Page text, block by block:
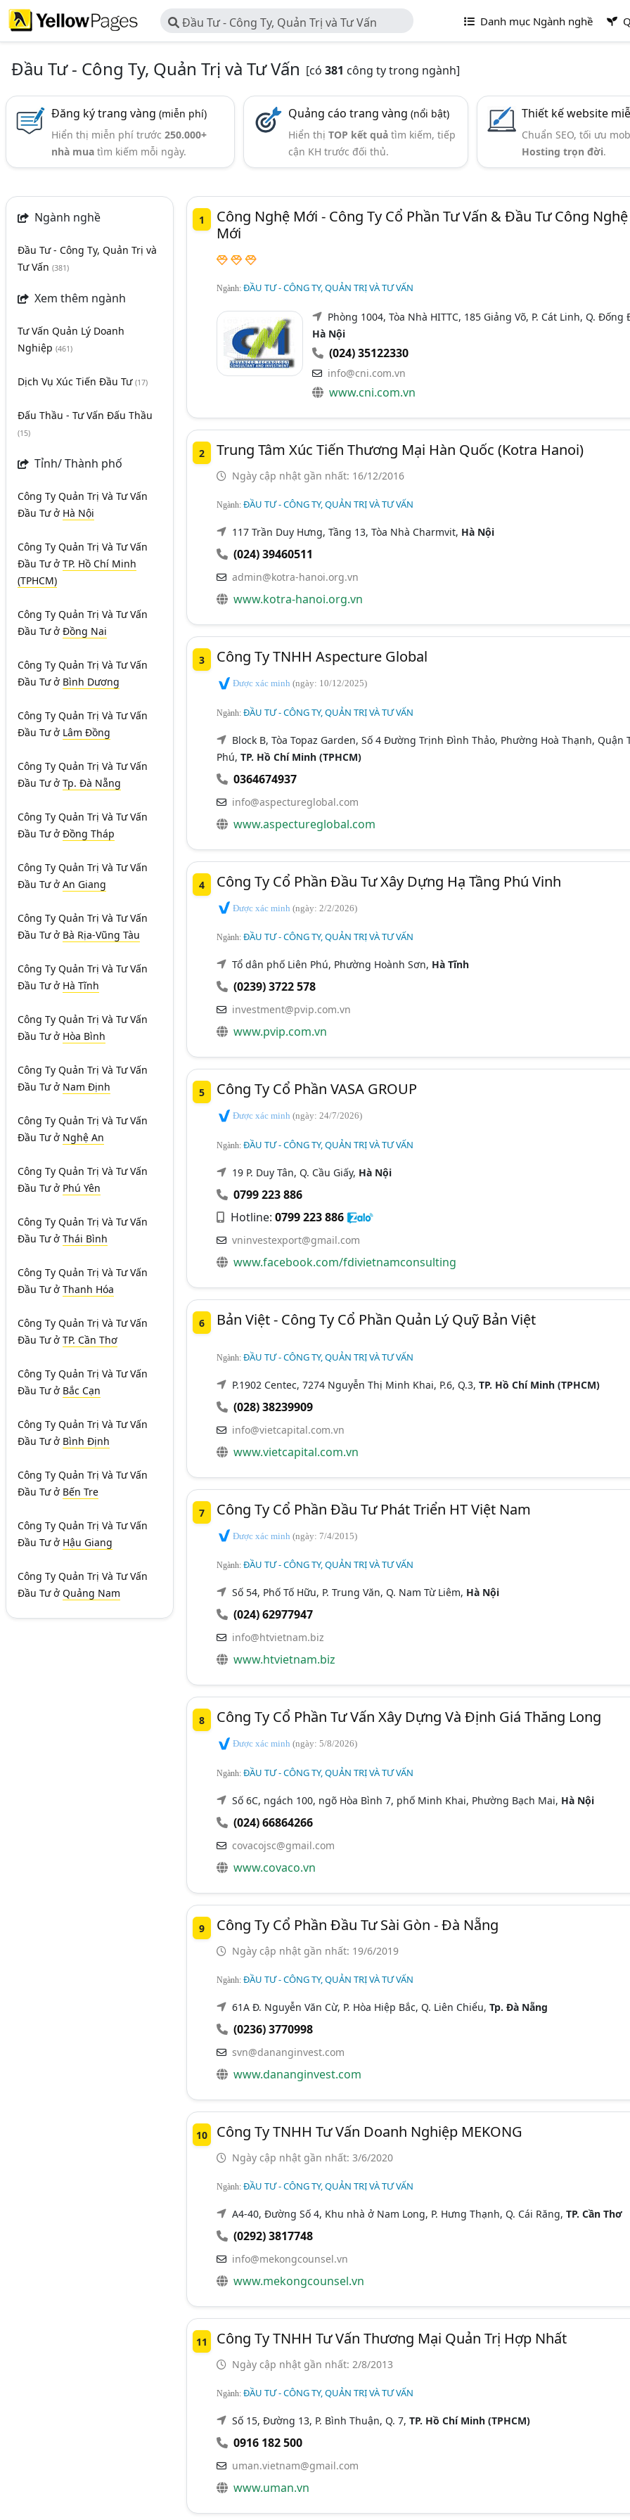
Đầu Tư - Công Ty, Quản Trị và Tư Vấn Danh mục Ngành nghề
Đầu Tư - Công Ty, Quản Trị và Tư Vấn [có 381 công ty trong ngành]
Đăng ký trang vàng(miễn phí)
Hiển thị miễn phí trước250.000+
nhà mua tìm kiếm mỗi ngày.
Quảng cáo trang vàng(nổi bật)
Hiển thịTOP kết quả tìm kiếm, tiếp
cận KH trước đối thủ.
Thiết kế website
Chuẩn SEO, tối ưu
Hosting trọn đời.
Ngành nghề
Đầu Tư - Công Ty, Quản Trị và
Tư Vấn (381)
Xem thêm ngành
Tư Vấn Quản Lý Doanh
Nghiệp (461)
Dịch Vụ Xúc Tiến Đầu Tư (17)
Đấu Thầu - Tư Vấn Đấu Thầu
(15)
Tỉnh/ Thành phố
Công Ty Quản Trị Và Tư Vấn
Đầu Tưở Hà Nội
Công Ty Quản Trị Và Tư Vấn
Đầu Tưở TP. Hồ Chí Minh
(TPHCM)
Công Ty Quản Trị Và Tư Vấn
Đầu Tưở Đồng Nai
Công Ty Quản Trị Và Tư Vấn
Đầu Tưở Bình Dương
Công Ty Quản Trị Và Tư Vấn
Đầu Tưở Lâm Đồng
Công Ty Quản Trị Và Tư Vấn
Đầu Tưở Tp. Đà Nẵng
Công Ty Quản Trị Và Tư Vấn
Đầu Tưở Đồng Tháp
Công Ty Quản Trị Và Tư Vấn
Đầu Tưở An Giang
Công Ty Quản Trị Và Tư Vấn
Đầu Tưở Bà Rịa-Vũng Tàu
Công Ty Quản Trị Và Tư Vấn
Đầu Tưở Hà Tĩnh
Công Ty Quản Trị Và Tư Vấn
Đầu Tưở Hòa Bình
Công Ty Quản Trị Và Tư Vấn
Đầu Tưở Nam Định
Công Ty Quản Trị Và Tư Vấn
Đầu Tưở Nghệ An
Công Ty Quản Trị Và Tư Vấn
Đầu Tưở Phú Yên
Công Ty Quản Trị Và Tư Vấn
Đầu Tưở Thái Bình
Công Ty Quản Trị Và Tư Vấn
Đầu Tưở Thanh Hóa
Công Ty Quản Trị Và Tư Vấn
Đầu Tưở TP. Cần Thơ
Công Ty Quản Trị Và Tư Vấn
Đầu Tưở Bắc Cạn
Công Ty Quản Trị Và Tư Vấn
Đầu Tưở Bình Định
Công Ty Quản Trị Và Tư Vấn
Đầu Tưở Bến Tre
Công Ty Quản Trị Và Tư Vấn
Đầu Tưở Hậu Giang
Công Ty Quản Trị Và Tư Vấn
Đầu Tưở Quảng Nam
1
Công Nghệ Mới - Công Ty Cổ Phần Tư Vấn & Đầu Tư Công Nghệ
Mới
Ngành: ĐẦU TƯ - CÔNG TY, QUẢN TRỊ VÀ TƯ VẤN
Phòng 1004, Tòa Nhà HITTC, 185 Giảng Võ, P. Cát Linh, Q. Đống
Hà Nội
(024) 35122330
info@cni.com.vn
www.cni.com.vn
2 Trung Tâm Xúc Tiến Thương Mại Hàn Quốc (Kotra Hanoi)
Ngày cập nhật gần nhất: 16/12/2016
Ngành: ĐẦU TƯ - CÔNG TY, QUẢN TRỊ VÀ TƯ VẤN
117 Trần Duy Hưng, Tầng 13, Tòa Nhà Charmvit, Hà Nội
(024) 39460511
admin@kotra-hanoi.org.vn
www.kotra-hanoi.org.vn
3 Công Ty TNHH Aspecture Global
Được xác minh (ngày: 10/12/2025)
Ngành: ĐẦU TƯ - CÔNG TY, QUẢN TRỊ VÀ TƯ VẤN
Block B, Tòa Topaz Garden, Số 4 Đường Trịnh Đình Thảo, Phường Hoà Thạnh, Quận
Phú, TP. Hồ Chí Minh (TPHCM)
0364674937
info@aspectureglobal.com
www.aspectureglobal.com
4 Công Ty Cổ Phần Đầu Tư Xây Dựng Hạ Tầng Phú Vinh
Được xác minh (ngày: 2/2/2026)
Ngành: ĐẦU TƯ - CÔNG TY, QUẢN TRỊ VÀ TƯ VẤN
Tổ dân phố Liên Phú, Phường Hoành Sơn, Hà Tĩnh
(0239) 3722 578
investment@pvip.com.vn
www.pvip.com.vn
5 Công Ty Cổ Phần VASA GROUP
Được xác minh (ngày: 24/7/2026)
Ngành: ĐẦU TƯ - CÔNG TY, QUẢN TRỊ VÀ TƯ VẤN
19 P. Duy Tân, Q. Cầu Giấy, Hà Nội
0799 223 886
Hotline: 0799 223 886
vninvestexport@gmail.com
www.facebook.com/fdivietnamconsulting
6 Bản Việt - Công Ty Cổ Phần Quản Lý Quỹ Bản Việt
Ngành: ĐẦU TƯ - CÔNG TY, QUẢN TRỊ VÀ TƯ VẤN
P.1902 Centec, 7274 Nguyễn Thị Minh Khai, P.6, Q.3, TP. Hồ Chí Minh (TPHCM)
(028) 38239909
info@vietcapital.com.vn
www.vietcapital.com.vn
7 Công Ty Cổ Phần Đầu Tư Phát Triển HT Việt Nam
Được xác minh (ngày: 7/4/2015)
Ngành: ĐẦU TƯ - CÔNG TY, QUẢN TRỊ VÀ TƯ VẤN
Số 54, Phố Tố Hữu, P. Trung Văn, Q. Nam Từ Liêm, Hà Nội
(024) 62977947
info@htvietnam.biz
www.htvietnam.biz
8 Công Ty Cổ Phần Tư Vấn Xây Dựng Và Định Giá Thăng Long
Được xác minh (ngày: 5/8/2026)
Ngành: ĐẦU TƯ - CÔNG TY, QUẢN TRỊ VÀ TƯ VẤN
Số 6C, ngách 100, ngõ Hòa Bình 7, phố Minh Khai, Phường Bạch Mai, Hà Nội
(024) 66864266
covacojsc@gmail.com
www.covaco.vn
9 Công Ty Cổ Phần Đầu Tư Sài Gòn - Đà Nẵng
Ngày cập nhật gần nhất: 19/6/2019
Ngành: ĐẦU TƯ - CÔNG TY, QUẢN TRỊ VÀ TƯ VẤN
61A Đ. Nguyễn Văn Cừ, P. Hòa Hiệp Bắc, Q. Liên Chiểu, Tp. Đà Nẵng
(0236) 3770998
svn@dananginvest.com
www.dananginvest.com
10 Công Ty TNHH Tư Vấn Doanh Nghiệp MEKONG
Ngày cập nhật gần nhất: 3/6/2020
Ngành: ĐẦU TƯ - CÔNG TY, QUẢN TRỊ VÀ TƯ VẤN
A4-40, Đường Số 4, Khu nhà ở Nam Long, P. Hưng Thạnh, Q. Cái Răng, TP. Cần Thơ
(0292) 3817748
info@mekongcounsel.vn
www.mekongcounsel.vn
11 Công Ty TNHH Tư Vấn Thương Mại Quản Trị Hợp Nhất
Ngày cập nhật gần nhất: 2/8/2013
Ngành: ĐẦU TƯ - CÔNG TY, QUẢN TRỊ VÀ TƯ VẤN
Số 15, Đường 13, P. Bình Thuận, Q. 7, TP. Hồ Chí Minh (TPHCM)
0916 182 500
uman.vietnam@gmail.com
www.uman.vn